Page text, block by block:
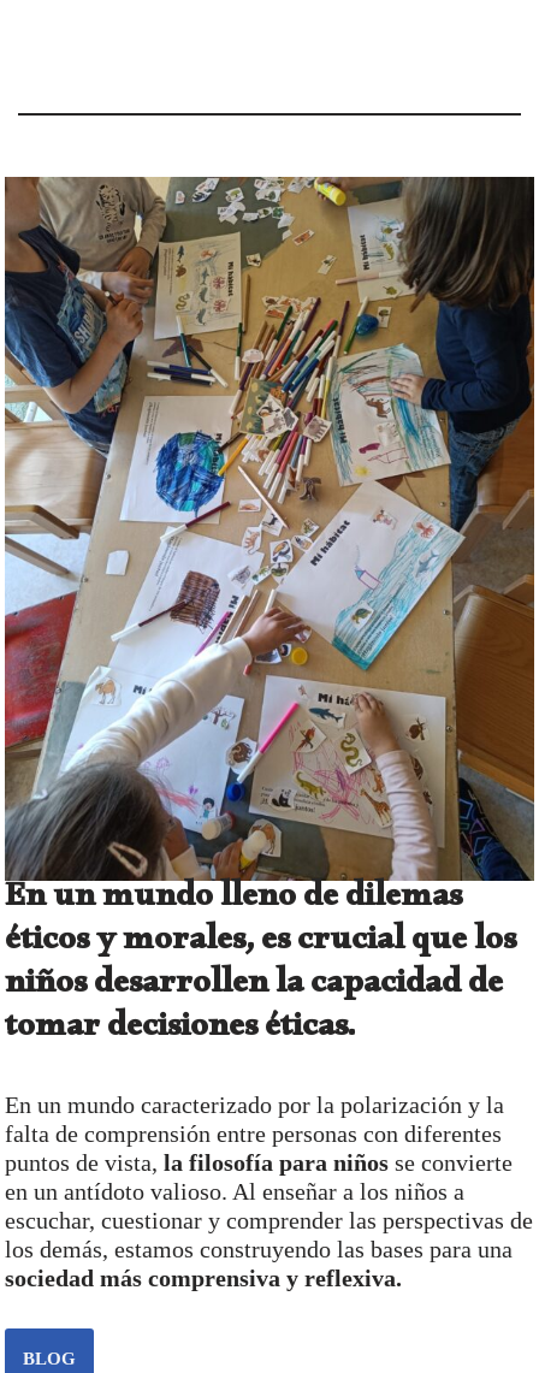
En un mundo lleno de dilemas
éticos y morales, es crucial que los
niñosdesarrollen la capacidad de
tomar decisiones éticas.
En un mundo caracterizado por la polarización y la
falta de comprensión entre personas con diferentes
puntos de vista,la filosofía para niñosse convierte
en un antídoto valioso. Al enseñar a los niños a
escuchar, cuestionar y comprender las perspectivas de
los demás, estamos construyendo las bases para una
sociedad más comprensiva y reflexiva.
BLOG